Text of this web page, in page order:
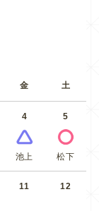
金 土
4
池上
5
松下
11 12